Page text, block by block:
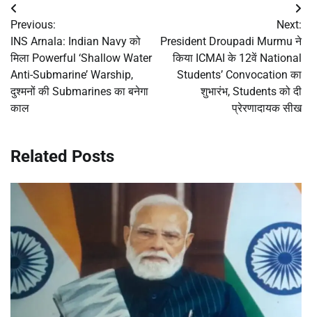
Post
navigation
Previous:
INS Arnala: Indian Navy को
मिला Powerful ‘Shallow Water
Anti-Submarine’ Warship,
दुश्मनों की Submarines का बनेगा
काल
Next:
President Droupadi Murmu ने
किया ICMAI के 12वें National
Students’ Convocation का
शुभारंभ, Students को दी
प्रेरणादायक सीख
Related Posts